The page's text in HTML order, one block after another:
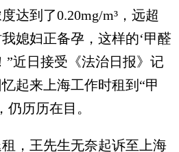
达到了0.20mg/m³，远超
媳妇正备孕，这样的‘甲醛
”近日接受《法治日报》记
起来上海工作时租到“甲
历历在目。
王先生无奈起诉至上海